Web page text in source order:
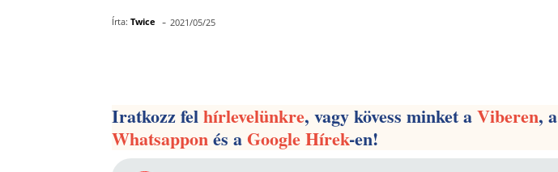
Írta: Twice - 2021/05/25
Iratkozz felhírlevelünkre, vagy kövess minket aViberen, a
Whatsapponés aGoogle Hírek-en!